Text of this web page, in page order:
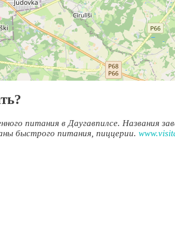
питания в Даугавпилсе. Названия
быстрого питания, пиццерии.